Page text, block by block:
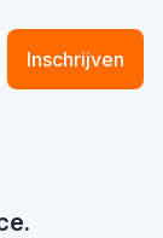
Inschrijven